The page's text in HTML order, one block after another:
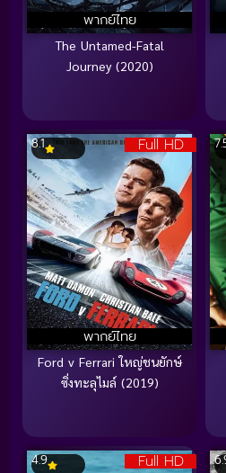
พากย์ไทย
The Untamed-Fatal
Journey (2020)
Full HD
พากย์ไทย
8.1
Ford v Ferrari ใหญ่ชนยักษ์
ซิ่งทะลุไมล์ (2019)
Full HD
4.9